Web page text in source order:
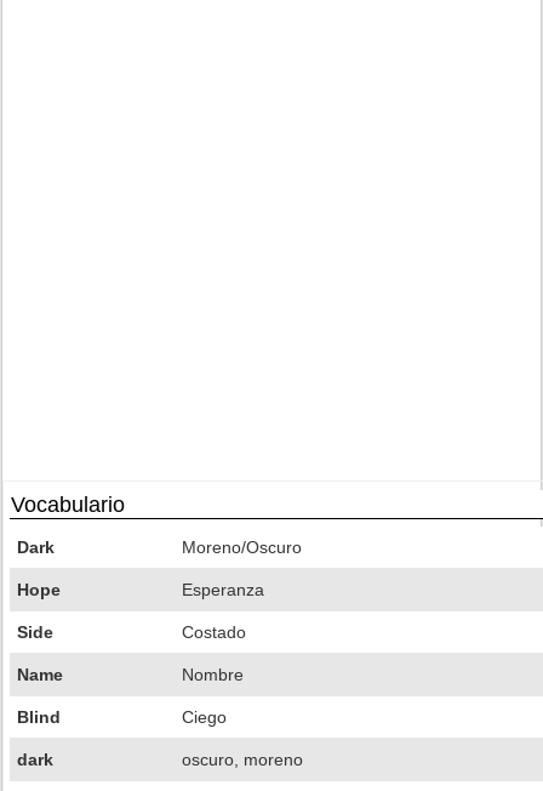
Vocabulario
Dark Moreno/Oscuro
Hope Esperanza
Side Costado
Name Nombre
Blind Ciego
dark oscuro, moreno